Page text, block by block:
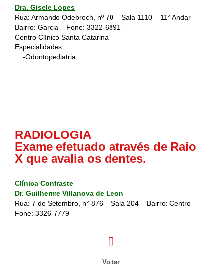
Dra. Gisele Lopes
Rua: Armando Odebrech, nº 70 – Sala 1110 – 11° Andar –
Bairro: Garcia – Fone: 3322-6891
Centro Clínico Santa Catarina
Especialidades:
-Odontopediatria
RADIOLOGIA
Exame efetuado através de Raio
X que avalia os dentes.
Clínica Contraste
Dr. Guilherme Villanova de Leon
Rua: 7 de Setembro, n° 876 – Sala 204 – Bairro: Centro –
Fone: 3326-7779
Voltar